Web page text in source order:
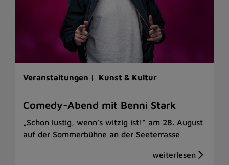
Veranstaltungen | Kunst & Kultur
Comedy-Abend mit Benni Stark
„Schon lustig, wenn’s witzig ist!“ am 28. August
auf der Sommerbühne an der Seeterrasse